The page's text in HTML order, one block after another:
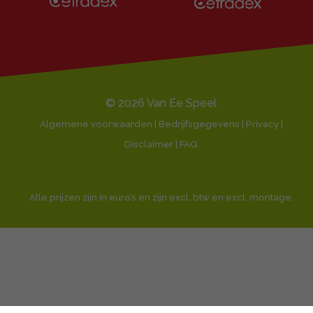
© 2026 Van Ee Speel
Algemene voorwaarden | Bedrijfsgegevens | Privacy |
Disclaimer | FAQ
Alle prijzen zijn in euro’s en zijn excl. btw en excl. montage.